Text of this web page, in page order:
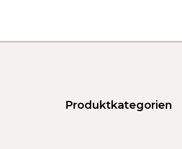
Produktkategorien